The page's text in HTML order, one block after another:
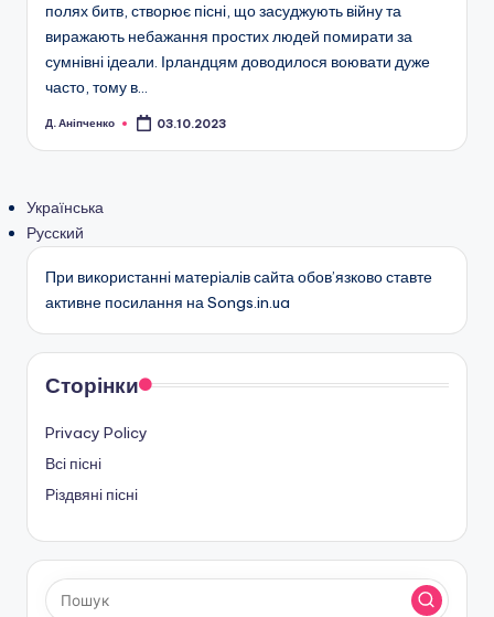
полях битв, створює пісні, що засуджують війну та
виражають небажання простих людей помирати за
сумнівні ідеали. Ірландцям доводилося воювати дуже
часто, тому в…
Опубліковано
Д. Аніпченко 03.10.2023
Українська
Русский
При використанні матеріалів сайта обов’язково ставте
активне посилання на Songs.in.ua
Сторінки
Privacy Policy
Всі пісні
Різдвяні пісні